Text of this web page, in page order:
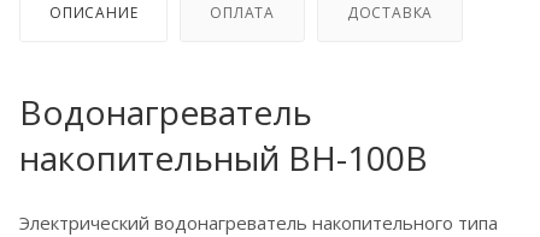
ОПИСАНИЕ ОПЛАТА ДОСТАВКА
Водонагреватель
накопительный ВН-100В
Электрический водонагреватель накопительного типа